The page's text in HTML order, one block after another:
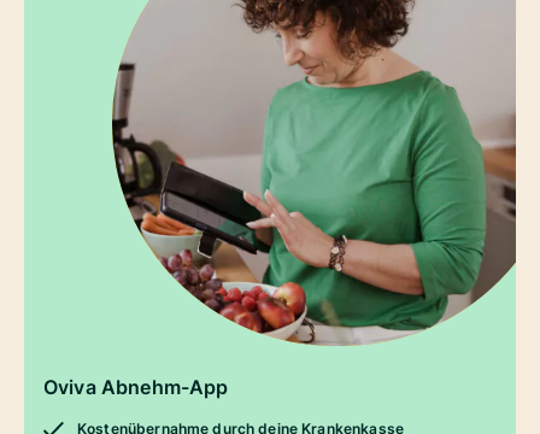
Oviva Abnehm-App
Kostenübernahme durch deine Krankenkasse